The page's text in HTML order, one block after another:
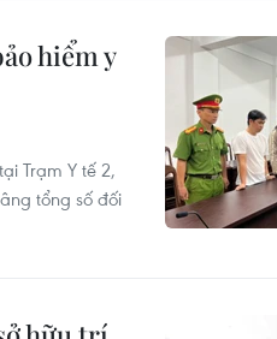
hiểm y
Trạm Y tế 2,
tổng số đối